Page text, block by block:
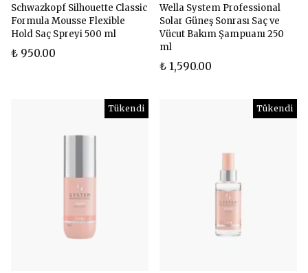
Schwazkopf Silhouette Classic
Formula Mousse Flexible
Hold Saç Spreyi 500 ml
₺ 950.00
Wella System Professional
Solar Güneş Sonrası Saç ve
Vücut Bakım Şampuanı 250
ml
₺ 1,590.00
Tükendi Tükendi